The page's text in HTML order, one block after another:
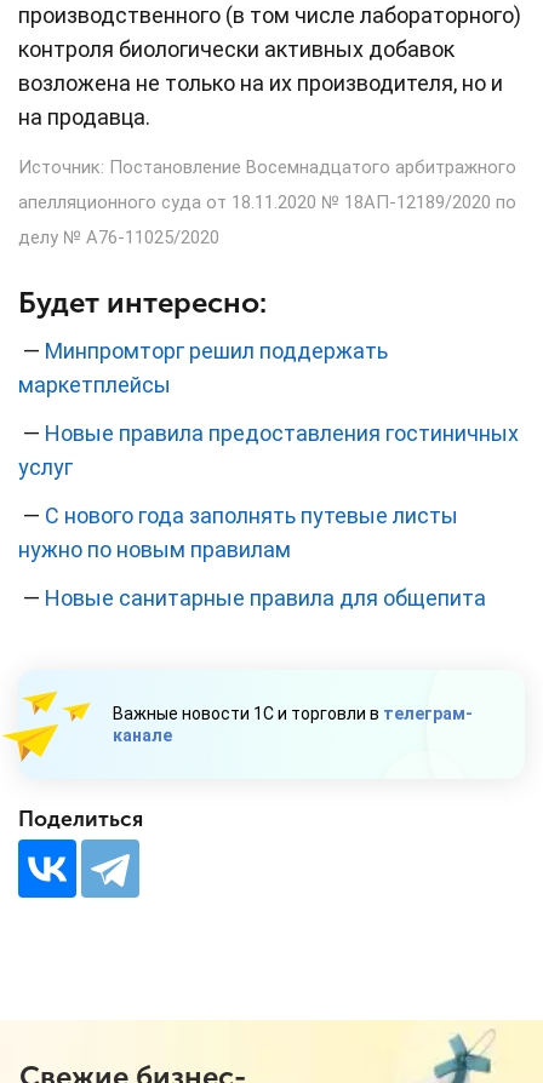
производственного (в том числе лабораторного)
контроля биологически активных добавок
возложена не только на их производителя, но и
на продавца.
Источник: Постановление Восемнадцатого арбитражного
апелляционного суда от 18.11.2020 № 18АП-12189/2020 по
делу № А76-11025/2020
Будет интересно:
— Минпромторг решил поддержать
маркетплейсы
— Новые правила предоставления гостиничных
услуг
— С нового года заполнять путевые листы
нужно по новым правилам
— Новые санитарные правила для общепита
Важные новости 1С и торговли в телеграм-
канале
Поделиться